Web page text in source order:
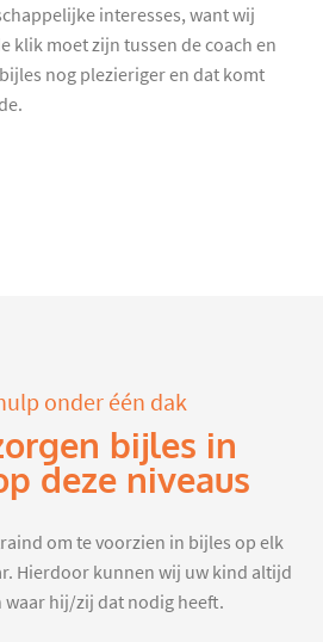
interesses, want wij
klik moet zijn tussen de coach en
nog plezieriger en dat komt
onder één dak
bijles in
deze niveaus
om te voorzien in bijles op elk
Hierdoor kunnen wij uw kind altijd
hij/zij dat nodig heeft.